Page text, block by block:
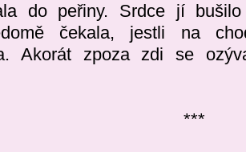
do peřiny. Srdce jí
čekala, jestli na
Akorát zpoza zdi se
***